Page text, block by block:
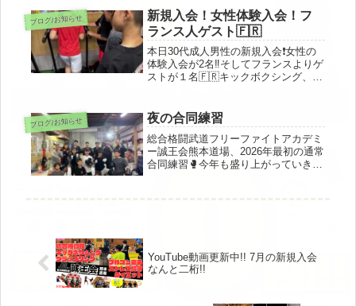
帰ってきております！
ブログ/お知らせ
新規入会！女性体験入会！フ
ランス人ゲスト🇫🇷
本日30代成人男性の新規入会❗️女性の
体験入会が2名‼️そしてフランスよりゲ
ストが１名🇫🇷キックボクシング、グ
グマシンが大好き」という新発見をし
ました笑
ブログ/お知らせ 夜の合同練習
総合格闘武道フリーファイトアカデミ
ー誠王会熊本道場、2026年最初の通常
合同練習🥊今年も盛り上がっていきま
YouTube動画更新中!! 7月の新規入会
なんと二桁!!